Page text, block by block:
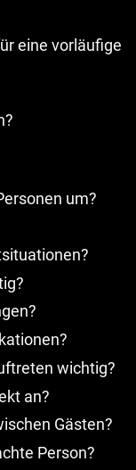
eine vorläufige
um?
wichtig?
an?
Gästen?
Person?